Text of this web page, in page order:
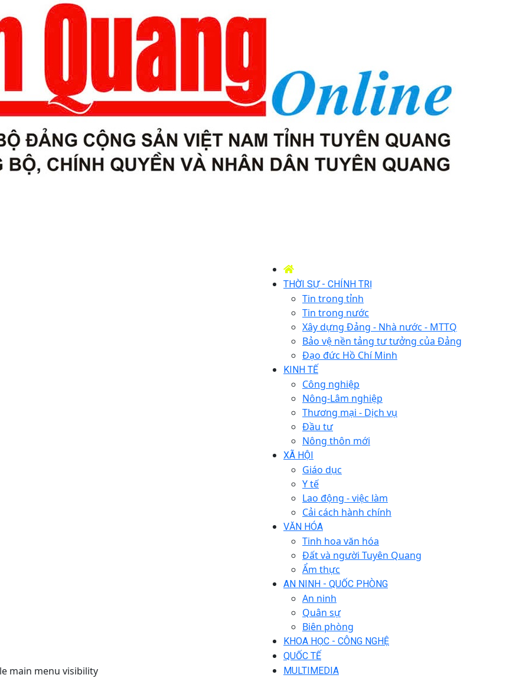
main menu visibility
THỜI SỰ - CHÍNH TRỊ
Tin trong tỉnh
Tin trong nước
Xây dựng Đảng - Nhà nước - MTTQ
Bảo vệ nền tảng tư tưởng của Đảng
Đạo đức Hồ Chí Minh
KINH TẾ
Công nghiệp
Nông-Lâm nghiệp
Thương mại - Dịch vụ
Đầu tư
Nông thôn mới
XÃ HỘI
Giáo dục
Y tế
Lao động - việc làm
Cải cách hành chính
VĂN HÓA
Tinh hoa văn hóa
Đất và người Tuyên Quang
Ẩm thực
AN NINH - QUỐC PHÒNG
An ninh
Quân sự
Biên phòng
KHOA HỌC - CÔNG NGHỆ
QUỐC TẾ
MULTIMEDIA